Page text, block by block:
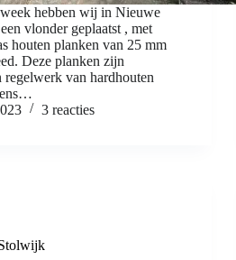
hebben wij in Nieuwe
vlonder geplaatst , met
houten planken van 25 mm
Deze planken zijn
regelwerk van hardhouten
3 reacties